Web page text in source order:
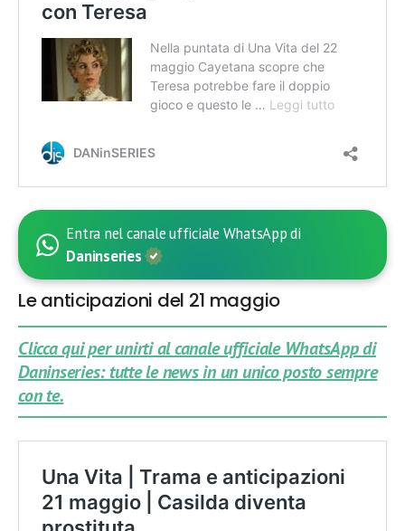
Entra nel canale ufficiale WhatsApp di
Daninseries
Le anticipazioni del 21 maggio
Clicca qui per unirti al canale ufficiale WhatsApp di
Daninseries: tutte le news in un unico posto sempre
con te.